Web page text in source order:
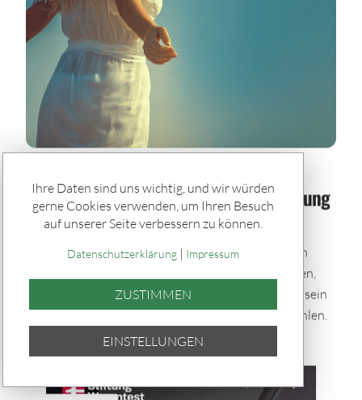
Sommerglück im Paket: Bei jeder Ziehung
dabei – auch im Urlaub
Mit den Sommerglück Spielpaketen bleibst du auch
während der Urlaubszeit im Spiel. Einmal auswählen,
automatisch tippen und bei allen Ziehungen dabei sein
– bequem per Quicktipp mit zufällig gewählten Zahlen.
Ihre Daten sind uns wichtig, und wir würden
gerne Cookies verwenden, um Ihren Besuch
auf unserer Seite verbessern zu können.
Datenschutzerklärung| Impressum
ZUSTIMMEN
EINSTELLUNGEN